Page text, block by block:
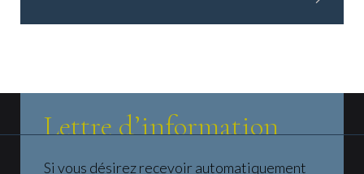
Lettre d’information
Si vous désirez recevoir automatiquement